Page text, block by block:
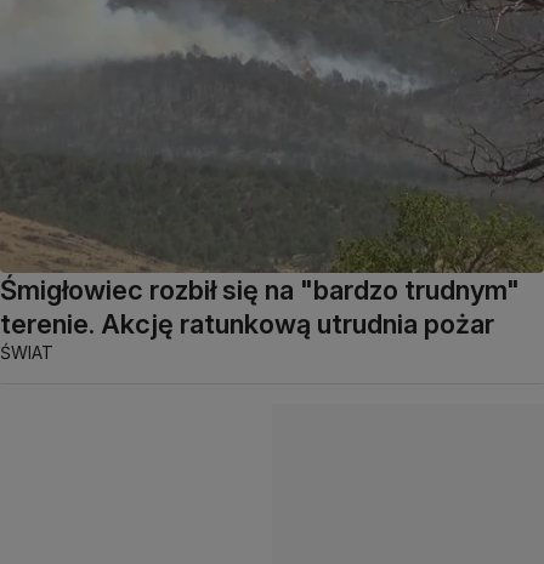
Śmigłowiec rozbił się na "bardzo trudnym"
terenie. Akcję ratunkową utrudnia pożar
ŚWIAT